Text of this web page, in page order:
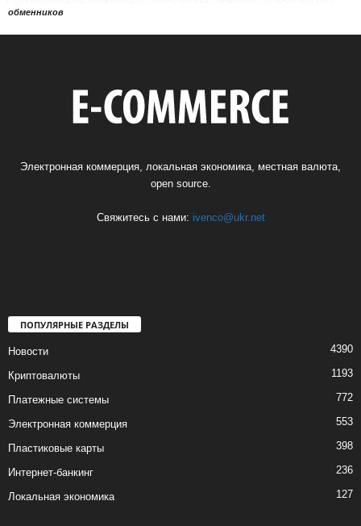
обменников
Электронная коммерция, локальная экономика, местная валюта,
open source.
Свяжитесь с нами: ivenco@ukr.net
ПОПУЛЯРНЫЕ РАЗДЕЛЫ
Новости 4390
Криптовалюты 1193
Платежные системы 772
Электронная коммерция 553
Пластиковые карты 398
Интернет-банкинг 236
Локальная экономика 127